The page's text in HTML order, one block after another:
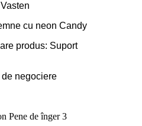
cu neon Candy
produs: Suport
de negociere